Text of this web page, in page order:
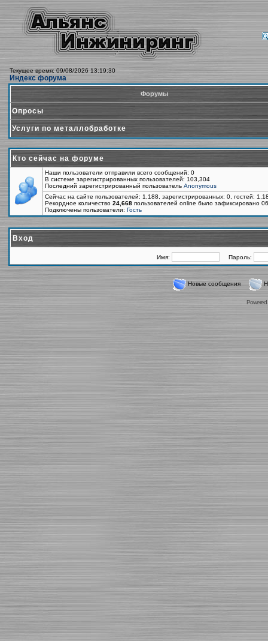
Текущее время: 09/08/2026 13:19:30
Индекс форума
Форумы
Опросы
Услуги по металлобработке
Кто сейчас на форуме
Наши пользователи отправили всего сообщений: 0
В системе зарегистрированных пользователей: 103,304
Последний зарегистрированный пользователь Anonymous
Сейчас на сайте пользователей: 1,188, зарегистрированных: 0, гостей:
Рекордное количество 24,668 пользователей online было зафиксировано
Подключены пользователи: Гость
Вход
Имя: Пароль:
Новые сообщения